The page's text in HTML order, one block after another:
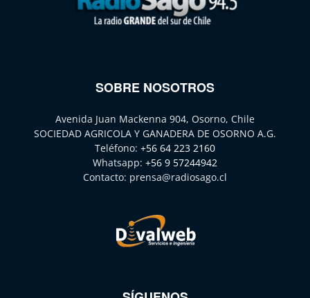
SOBRE NOSOTROS
Avenida Juan Mackenna 904, Osorno, Chile
SOCIEDAD AGRICOLA Y GANADERA DE OSORNO A.G.
Teléfono: +56 64 223 2160
Whatsapp: +56 9 57244942
Contacto: prensa@radiosago.cl